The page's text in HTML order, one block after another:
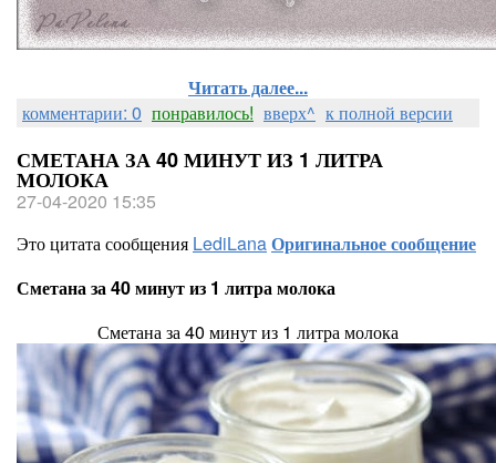
Читать далее...
комментарии: 0 понравилось! вверх^ к полной версии
СМЕТАНА ЗА 40 МИНУТ ИЗ 1 ЛИТРА
МОЛОКА
27-04-2020 15:35
Это цитата сообщения LediLanaОригинальное сообщение
Сметана за 40 минут из 1 литра молока
Сметана за 40 минут из 1 литра молока